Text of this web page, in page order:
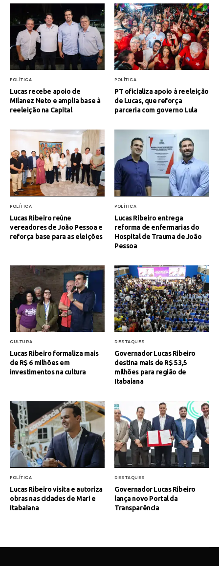
POLÍTICA
Lucas recebe apoio de
Milanez Neto e amplia base à
reeleição na Capital
POLÍTICA
PT oficializa apoio à reeleição
de Lucas, que reforça
parceria com governo Lula
POLÍTICA
Lucas Ribeiro reúne
vereadores de João Pessoa e
reforça base para as eleições
POLÍTICA
Lucas Ribeiro entrega
reforma de enfermarias do
Hospital de Trauma de João
Pessoa
CULTURA
Lucas Ribeiro formaliza mais
de R$ 6 milhões em
investimentos na cultura
DESTAQUES
Governador Lucas Ribeiro
destina mais de R$ 53,5
milhões para região de
Itabaiana
POLÍTICA
Lucas Ribeiro visita e autoriza
obras nas cidades de Mari e
Itabaiana
DESTAQUES
Governador Lucas Ribeiro
lança novo Portal da
Transparência